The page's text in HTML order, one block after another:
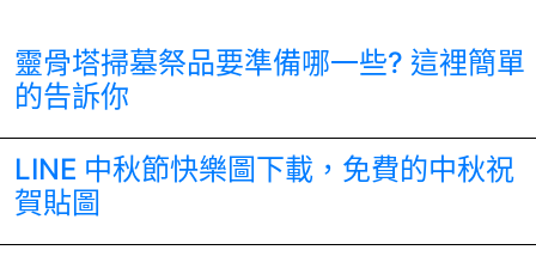
靈骨塔掃墓祭品要準備哪一些? 這裡簡單
的告訴你
LINE 中秋節快樂圖下載，免費的中秋祝
賀貼圖